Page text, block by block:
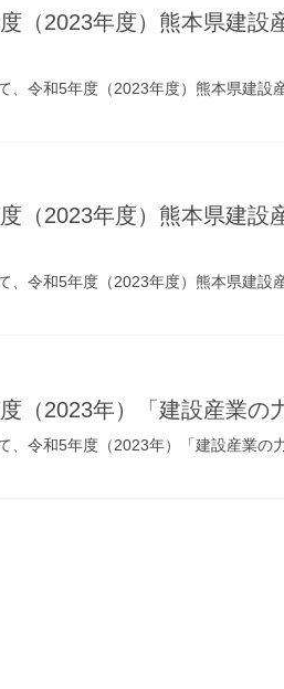
（2023年度）熊本県建
、令和5年度（2023年度）熊本県建
（2023年度）熊本県建
、令和5年度（2023年度）熊本県建
（2023年）「建設産業
、令和5年度（2023年）「建設産業